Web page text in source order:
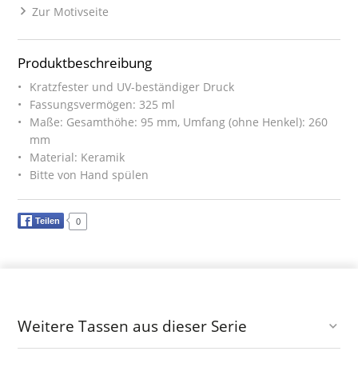
Zur Motivseite
Produktbeschreibung
Kratzfester und UV-beständiger Druck
Fassungsvermögen: 325 ml
Maße: Gesamthöhe: 95 mm, Umfang (ohne Henkel): 260
mm
Material: Keramik
Bitte von Hand spülen
Teilen 0
Weitere Tassen aus dieser Serie